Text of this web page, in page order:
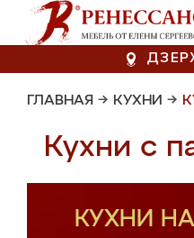
ГЛАВНАЯ → КУХНИ →
Кухни с
КУХНИ